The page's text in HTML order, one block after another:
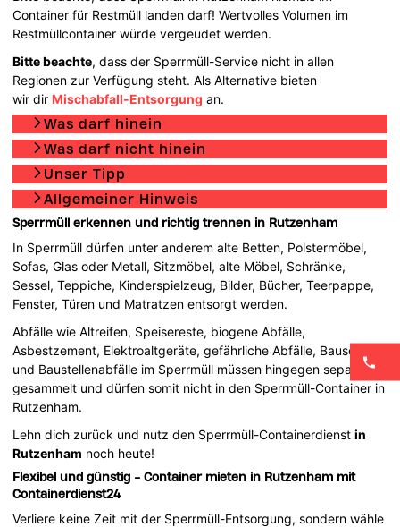
Container für Restmüll landen darf! Wertvolles Volumen im
Restmüllcontainer würde vergeudet werden.
Bitte beachte, dass der Sperrmüll-Service nicht in allen
Regionen zur Verfügung steht. Als Alternative bieten
wir dir Mischabfall-Entsorgung an.
Was darf hinein
Was darf nicht hinein
Unser Tipp
Allgemeiner Hinweis
Sperrmüll erkennen und richtig trennen in Rutzenham
In Sperrmüll dürfen unter anderem alte Betten, Polstermöbel,
Sofas, Glas oder Metall, Sitzmöbel, alte Möbel, Schränke,
Sessel, Teppiche, Kinderspielzeug, Bilder, Bücher, Teerpappe,
Fenster, Türen und Matratzen entsorgt werden.
Abfälle wie Altreifen, Speisereste, biogene Abfälle,
Asbestzement, Elektroaltgeräte, gefährliche Abfälle, Bauschutt
und Baustellenabfälle im Sperrmüll müssen hingegen separat
gesammelt und dürfen somit nicht in den Sperrmüll-Container in
Rutzenham.
Lehn dich zurück und nutz den Sperrmüll-Containerdienstin
Rutzenham noch heute!
Flexibel und günstig - Container mieten in Rutzenham mit
Containerdienst24
Verliere keine Zeit mit der Sperrmüll-Entsorgung, sondern wähle